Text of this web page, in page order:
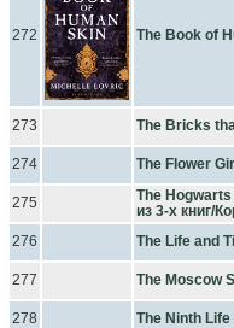
272 The Book of
273 The Bricks
274 The Flower
275
The
из 3-х книг/
276
The Life and
277 The Moscow
278 The Ninth